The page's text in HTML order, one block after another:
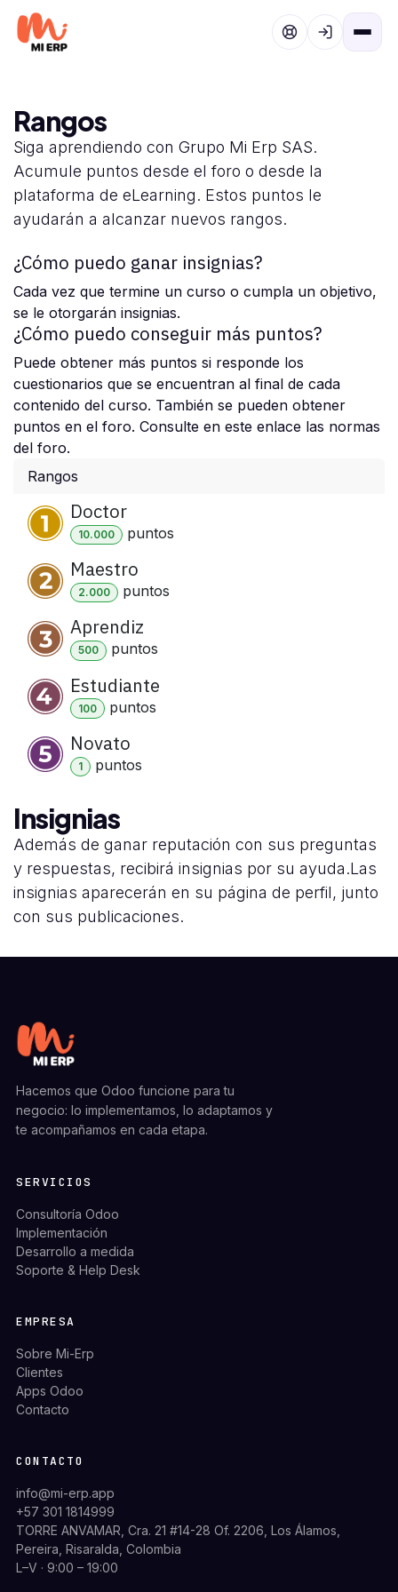
Ir al contenido
Rangos
Siga aprendiendo con Grupo Mi Erp SAS.
Acumule puntos desde el foro o desde la
plataforma de eLearning. Estos puntos le
ayudarán a alcanzar nuevos rangos.
¿Cómo puedo ganar insignias?
Cada vez que termine un curso o cumpla un objetivo,
se le otorgarán insignias.
¿Cómo puedo conseguir más puntos?
Puede obtener más puntos si responde los
cuestionarios que se encuentran al final de cada
contenido del curso. También se pueden obtener
puntos en el foro. Consulte en este enlace las normas
del foro.
Rangos
Doctor
10.000 puntos
Maestro
2.000 puntos
Aprendiz
500 puntos
Estudiante
100 puntos
Novato
1 puntos
Insignias
Además de ganar reputación con sus preguntas
y respuestas, recibirá insignias por su ayuda.Las
insignias aparecerán en su página de perfil, junto
con sus publicaciones.
Hacemos que Odoo funcione para tu
negocio: lo implementamos, lo adaptamos y
te acompañamos en cada etapa.
SERVICIOS
Consultoría Odoo
Implementación
Desarrollo a medida
Soporte & Help Desk
EMPRESA
Sobre Mi-Erp
Clientes
Apps Odoo
Contacto
CONTACTO
info@mi-erp.app
+57 301 1814999
TORRE ANVAMAR, Cra. 21 #14-28 Of. 2206, Los Álamos,
Pereira, Risaralda, Colombia
L–V · 9:00 – 19:00